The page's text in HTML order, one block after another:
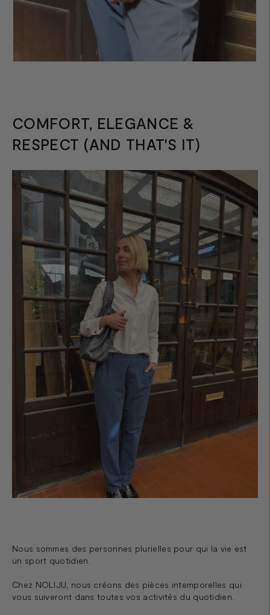
COMFORT, ELEGANCE &
RESPECT (AND THAT'S IT)
Nous sommes des personnes plurielles pour qui la vie est
un sport quotidien.
Chez NOLIJU, nous créons des pièces intemporelles qui
vous suiveront dans toutes vos activités du quotidien.